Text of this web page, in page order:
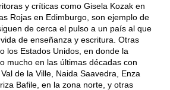
y críticas como Gisela Kozak en
Rojas en Edimburgo, son ejemplo de
de cerca el pulso a un país al que
de enseñanza y escritura. Otras
los Estados Unidos, en donde la
mucho en las últimas décadas con
de la Ville, Naida Saavedra, Enza
Bafile, en la zona norte, y otras